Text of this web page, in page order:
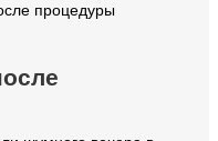
процедуры